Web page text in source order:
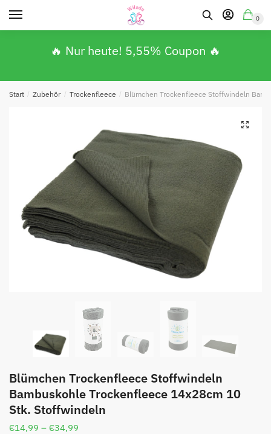
0
🔥 Nur heute! 5,55% Coupon 🔥
Start / Zubehör / Trockenfleece / Blümchen Trockenfleece Stoffwindeln
🔍
Blümchen Trockenfleece Stoffwindeln
Bambuskohle Trockenfleece 14x28cm 10
Stk. Stoffwindeln
€14,99 – €34,99
Absenden